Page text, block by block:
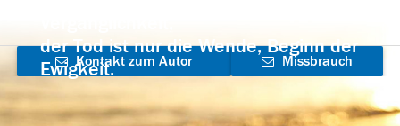
der Tod ist nur die Wende, Beginn der
Ewigkeit.
Kontakt zum Autor
aufnehmen
Missbrauch